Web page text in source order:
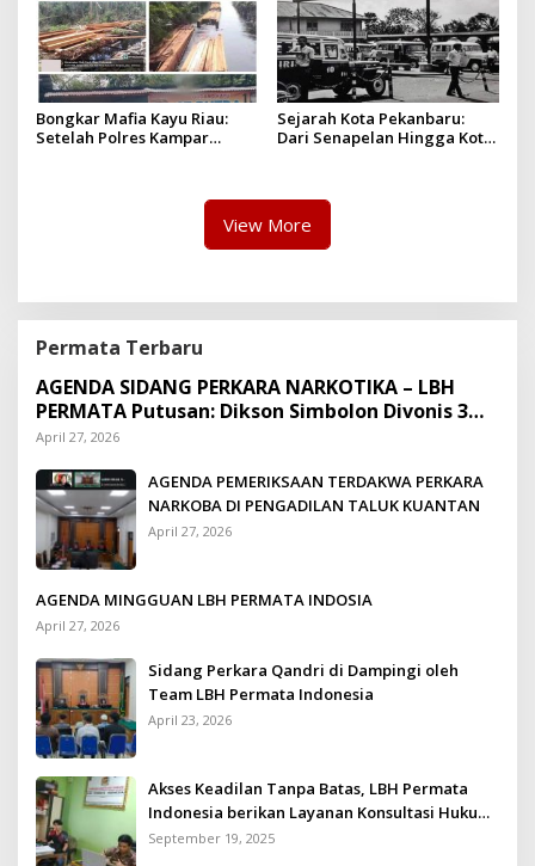
Bongkar Mafia Kayu Riau:
Setelah Polres Kampar
Hapus Berita Kian Menguat
Sejarah Kota Pekanbaru:
Dari Senapelan Hingga Kota
View More
Permata Terbaru
AGENDA SIDANG PERKARA NARKOTIKA – LBH
PERMATA Putusan: Dikson Simbolon Divonis 3
Tahun Penjara
April 27, 2026
AGENDA PEMERIKSAAN TERDAKWA PERKARA
NARKOBA DI PENGADILAN TALUK KUANTAN
April 27, 2026
AGENDA MINGGUAN LBH PERMATA INDOSIA
April 27, 2026
Sidang Perkara Qandri di Dampingi oleh
Team LBH Permata Indonesia
April 23, 2026
Akses Keadilan Tanpa Batas, LBH Permata
Indonesia berikan Layanan Konsultasi Hukum
Gratis untuk Kurang Mampu
September 19, 2025